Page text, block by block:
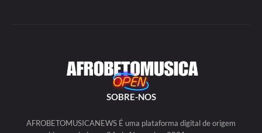
SOBRE-NOS
AFROBETOMUSICANEWS É uma plataforma digital de origem